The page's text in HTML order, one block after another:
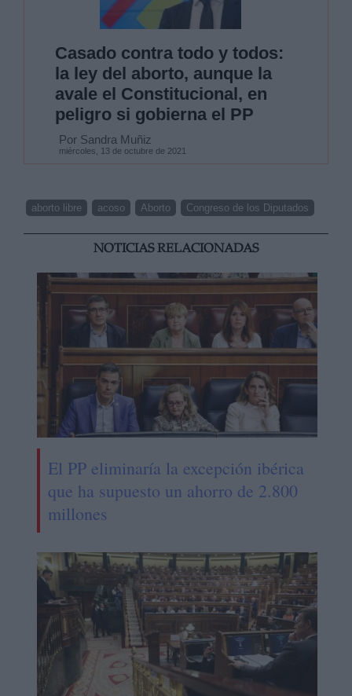
Casado contra todo y todos:
la ley del aborto, aunque la
avale el Constitucional, en
peligro si gobierna el PP
Por Sandra Muñiz
miércoles, 13 de octubre de 2021
aborto libre acoso Aborto Congreso de los Diputados
NOTICIAS RELACIONADAS
El PP eliminaría la excepción ibérica
que ha supuesto un ahorro de 2.800
millones